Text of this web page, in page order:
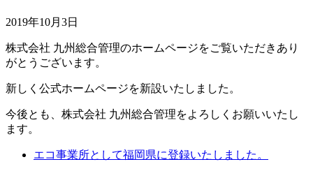
2019年10月3日
株式会社 九州総合管理のホームページをご覧いただきあり
がとうございます。
新しく公式ホームページを新設いたしました。
今後とも、株式会社 九州総合管理をよろしくお願いいたし
ます。
エコ事業所として福岡県に登録いたしました。